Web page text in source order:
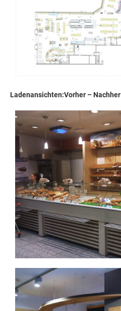
Ladenansichten:Vorher – Nachher